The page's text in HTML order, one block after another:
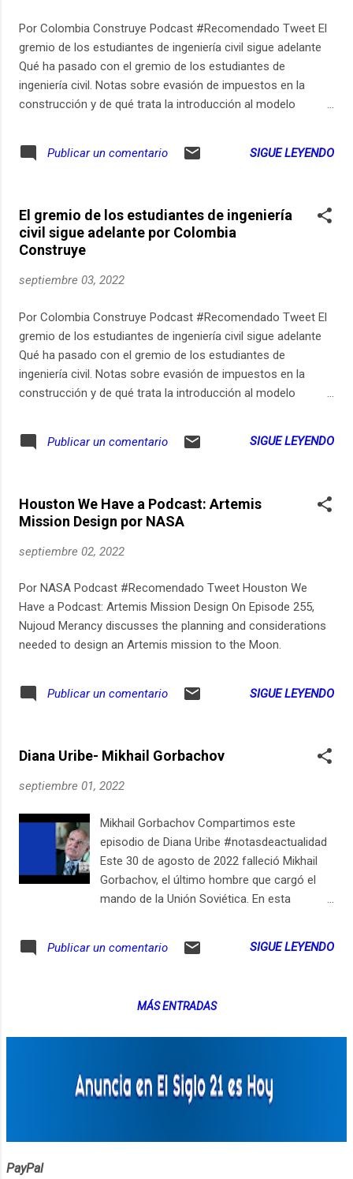
Grandes: https://ift.tt/tQs9dCX Aprender de Grandes está
disponible en... Youtube:
http://youtube.com/AprenderdeGrandes Spotify...
Por Colombia Construye Podcast #Recomendado Tweet El
gremio de los estudiantes de ingeniería civil sigue adelante
Qué ha pasado con el gremio de los estudiantes de
ingeniería civil. Notas sobre evasión de impuestos en la
construcción y de qué trata la introducción al modelo
reforma tributaria en los Núcleos de la Construcción.
Noticias de vivienda e infraestructura vial y los eventos de la
Publicar un comentario SIGUE LEYENDO
El gremio de los estudiantes de ingeniería
civil sigue adelante por Colombia
Construye
septiembre 03, 2022
Por Colombia Construye Podcast #Recomendado Tweet El
gremio de los estudiantes de ingeniería civil sigue adelante
Qué ha pasado con el gremio de los estudiantes de
ingeniería civil. Notas sobre evasión de impuestos en la
construcción y de qué trata la introducción al modelo
Noticias de vivienda e infraestructura vial y los eventos de la
Publicar un comentario SIGUE LEYENDO
Houston We Have a Podcast: Artemis
Mission Design por NASA
septiembre 02, 2022
Por NASA Podcast #Recomendado Tweet Houston We
Have a Podcast: Artemis Mission Design On Episode 255,
Nujoud Merancy discusses the planning and considerations
needed to design an Artemis mission to the Moon.
Publicar un comentario SIGUE LEYENDO
Diana Uribe- Mikhail Gorbachov
septiembre 01, 2022
Mikhail Gorbachov Compartimos este
episodio de Diana Uribe #notasdeactualidad
Este 30 de agosto de 2022 falleció Mikhail
Gorbachov, el último hombre que cargó el
mando de la Unión Soviética. En esta
personaje y el porqué su figura es
hombre que siempre trató de evitar una
https://ift.tt/DBK38Zc ¡Síguenos en nuestras
Redes Sociales! Facebook:
https://ift.tt/Jkc0vSa Twitter:
Publicar un comentario SIGUE LEYENDO
MÁS ENTRADAS
PayPal